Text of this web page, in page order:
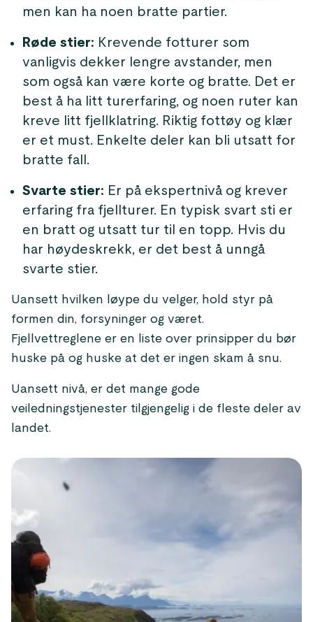
men kan ha noen bratte partier.
Røde stier: Krevende fotturer som
vanligvis dekker lengre avstander, men
som også kan være korte og bratte. Det er
best å ha litt turerfaring, og noen ruter kan
kreve litt fjellklatring. Riktig fottøy og klær
er et must. Enkelte deler kan bli utsatt for
bratte fall.
Svarte stier: Er på ekspertnivå og krever
erfaring fra fjellturer. En typisk svart sti er
en bratt og utsatt tur til en topp. Hvis du
har høydeskrekk, er det best å unngå
svarte stier.
Uansett hvilken løype du velger, hold styr på
formen din, forsyninger og været.
Fjellvettreglene er en liste over prinsipper du bør
huske på og huske at det er ingen skam å snu.
Uansett nivå, er det mange gode
veiledningstjenester tilgjengelig i de fleste deler av
landet.